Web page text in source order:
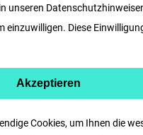
Cookies, um Ihnen die
unseren
einzuwilligen. Diese
Akzeptieren